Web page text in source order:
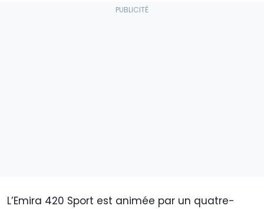
L’Emira 420 Sport est animée par un quatre-